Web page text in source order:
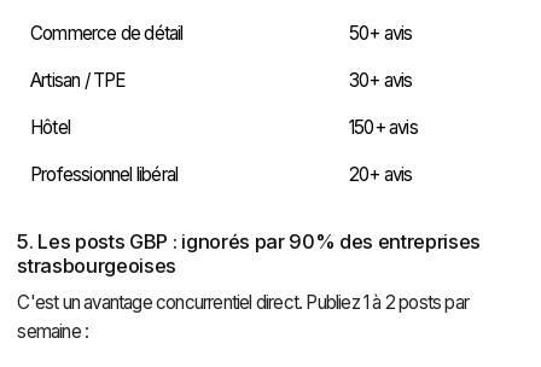
Commerce de détail 50+ avis
Artisan / TPE 30+ avis
Hôtel 150+ avis
Professionnel libéral 20+ avis
5. Les posts GBP : ignorés par 90% des entreprises
strasbourgeoises
C'est un avantage concurrentiel direct. Publiez 1 à 2 posts par
semaine :